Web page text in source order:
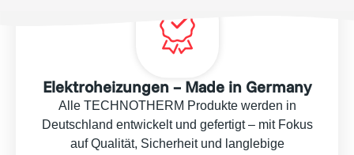
Elektroheizungen – Made in Germany
Alle TECHNOTHERM Produkte werden in
Deutschland entwickelt und gefertigt – mit Fokus
auf Qualität, Sicherheit und langlebige